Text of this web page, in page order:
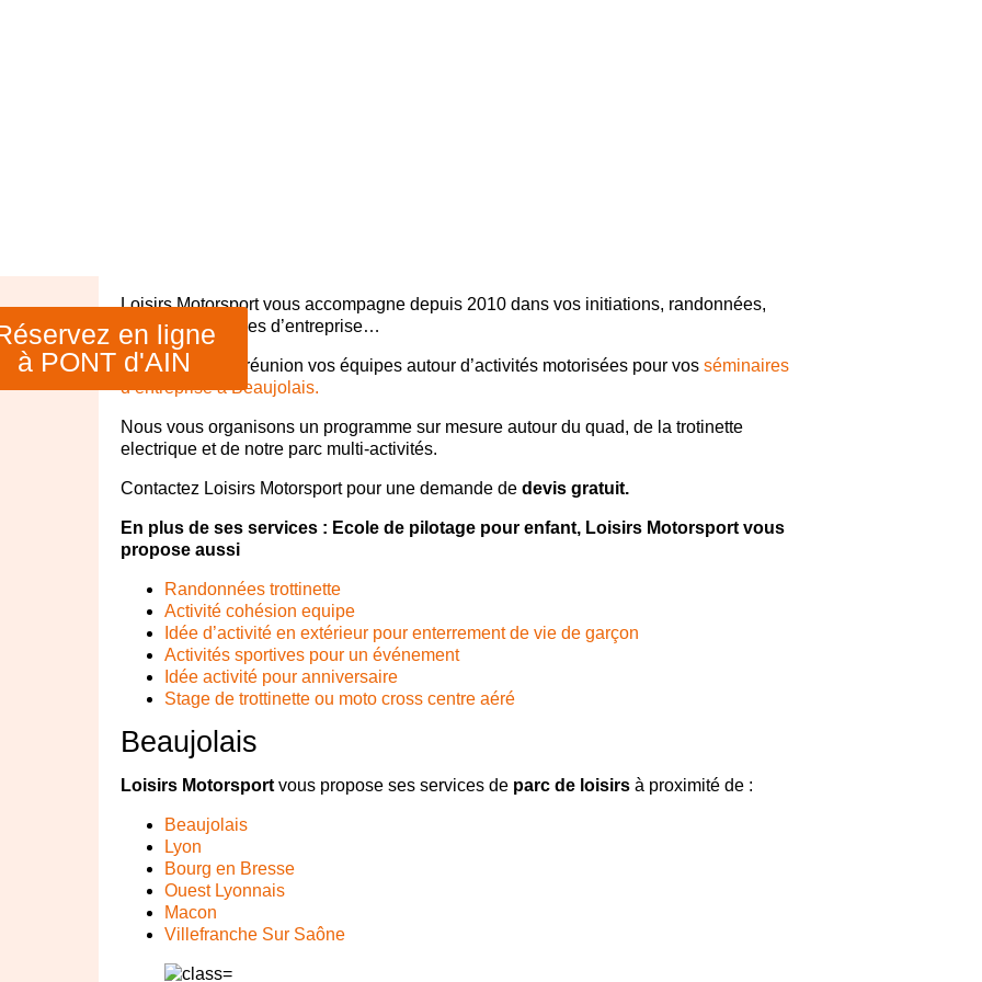
en ligne
à PONT d'AIN
Loisirs Motorsport vous accompagne depuis 2010 dans vos initiations, randonnées,
stages, seminaires d’entreprise…
Vous souhaitez réunion vos équipes autour d’activités motorisées pour vos séminaires
d’entreprise à Beaujolais.
Nous vous organisons un programme sur mesure autour du quad, de la trotinette
electrique et de notre parc multi-activités.
Contactez Loisirs Motorsport pour une demande de devis gratuit.
En plus de ses services : Ecole de pilotage pour enfant, Loisirs Motorsport vous
propose aussi
Randonnées trottinette
Activité cohésion equipe
Idée d’activité en extérieur pour enterrement de vie de garçon
Activités sportives pour un événement
Idée activité pour anniversaire
Stage de trottinette ou moto cross centre aéré
Beaujolais
Loisirs Motorsportvous propose ses services de parc de loisirsà proximité de :
Beaujolais
Lyon
Bourg en Bresse
Ouest Lyonnais
Macon
Villefranche Sur Saône